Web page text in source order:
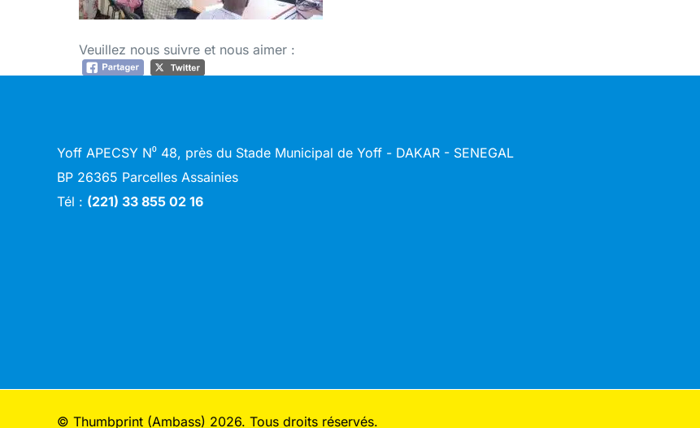
Veuillez nous suivre et nous aimer :
Yoff APECSY N⁰ 48, près du Stade Municipal de Yoff - DAKAR - SENEGAL
BP 26365 Parcelles Assainies
Tél : (221) 33 855 02 16
© Thumbprint (Ambass) 2026. Tous droits réservés.